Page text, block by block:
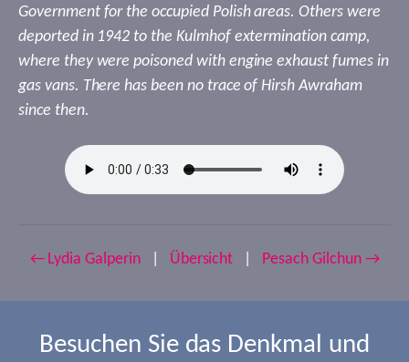
Government for the occupied Polish areas. Others were
deported in 1942 to the Kulmhof extermination camp,
where they were poisoned with engine exhaust fumes in
gas vans. There has been no trace of Hirsh Awraham
since then.
← Lydia Galperin Übersicht Pesach Gilchun →
Besuchen Sie das Denkmal und